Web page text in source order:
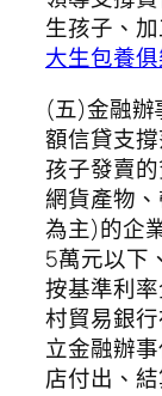
生孩子、
大生包養
(五)金融辦
額信貸支
孩子發賣
網貨產物
為主)的企
5萬元以下
按基準利
村貿易銀
立金融辦
店付出、